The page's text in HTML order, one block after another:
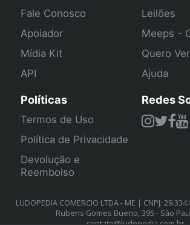
Fale Conosco
Apoiador
Mídia Kit
API
Leilões
Meeps -
Quero
Ajuda
Políticas
Termos de Uso
Política de Privacidade
Devolução e
Reembolso
Redes
LUDOPEDIA COMERCIO LTDA - ME | CNPJ:
Rubens Gomes Bueno, 395 - São